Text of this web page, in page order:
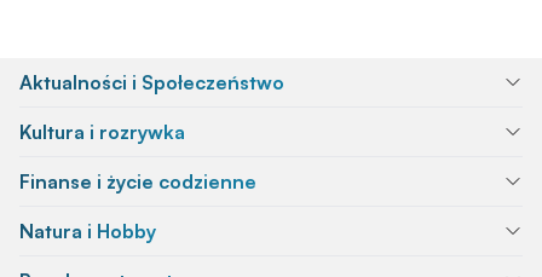
Aktualności i Społeczeństwo
Kultura i rozrywka
Finanse i życie codzienne
Natura i Hobby